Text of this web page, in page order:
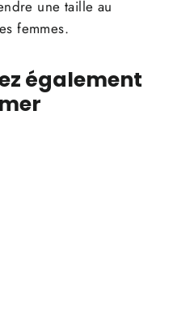
une taille au
femmes.
également